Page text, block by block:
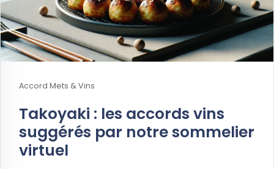
Accord Mets & Vins
Takoyaki : les accords vins
suggérés par notre sommelier
virtuel